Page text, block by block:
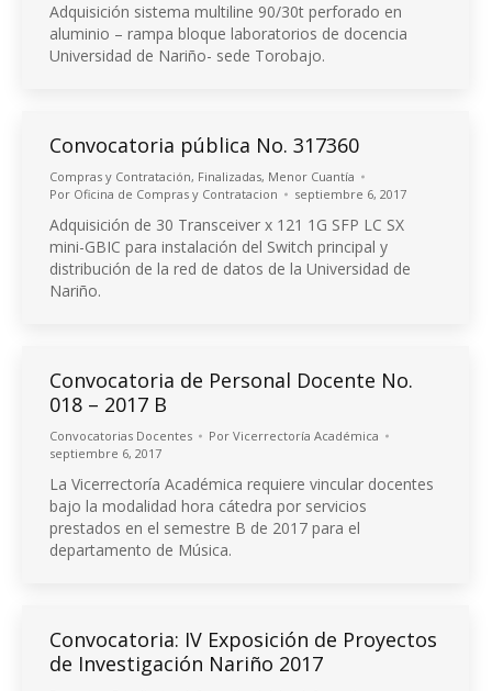
Adquisición sistema multiline 90/30t perforado en
aluminio – rampa bloque laboratorios de docencia
Universidad de Nariño- sede Torobajo.
Convocatoria pública No. 317360
Compras y Contratación, Finalizadas, Menor Cuantía
Por Oficina de Compras y Contratacion septiembre 6, 2017
Adquisición de 30 Transceiver x 121 1G SFP LC SX
mini-GBIC para instalación del Switch principal y
distribución de la red de datos de la Universidad de
Nariño.
Convocatoria de Personal Docente No.
018 – 2017 B
Convocatorias Docentes Por Vicerrectoría Académica
septiembre 6, 2017
La Vicerrectoría Académica requiere vincular docentes
bajo la modalidad hora cátedra por servicios
prestados en el semestre B de 2017 para el
departamento de Música.
Convocatoria: IV Exposición de Proyectos
de Investigación Nariño 2017